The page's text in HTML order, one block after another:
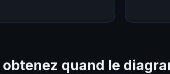
obtenez quand le